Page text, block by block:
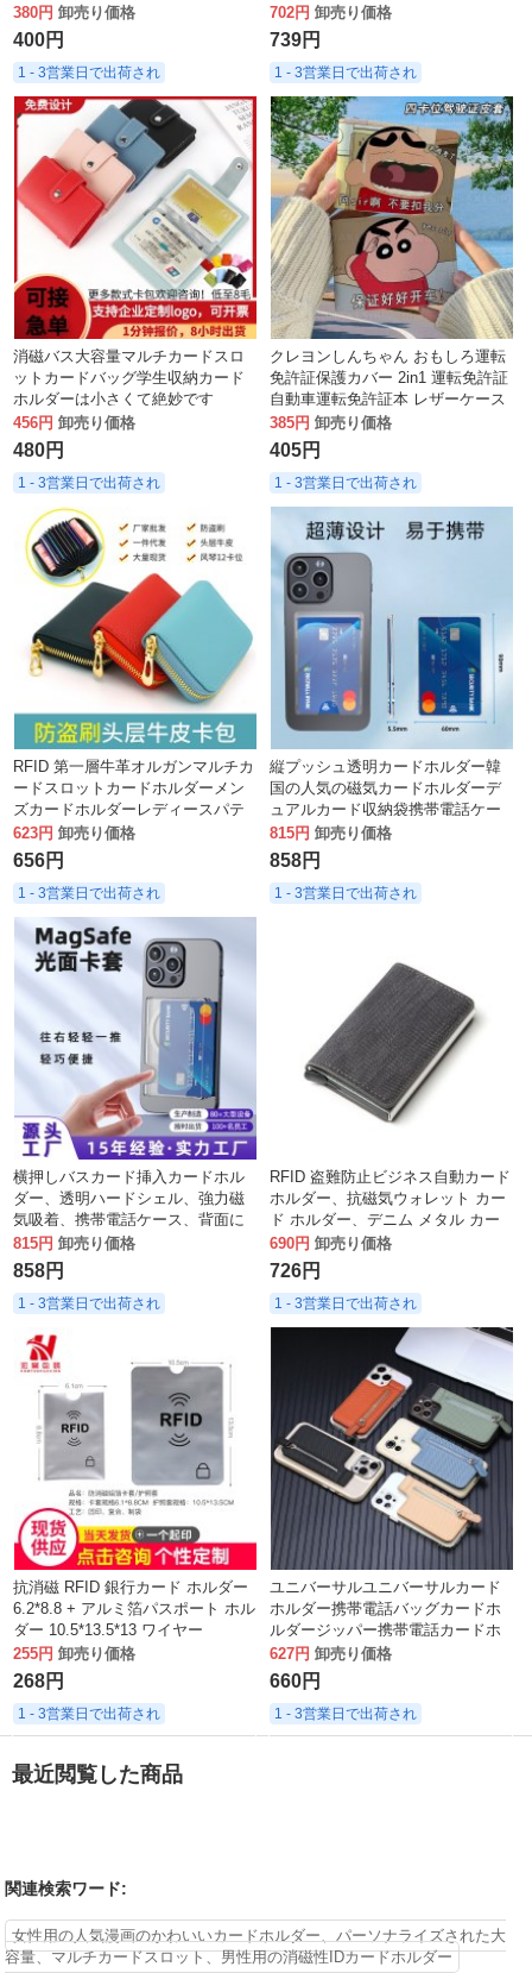
ホルダー マルチカード スロット
ID ホルダー
380円 卸売り価格
400円
1 - 3営業日で出荷され
グ外国貿易純正カードホルダー
702円 卸売り価格
739円
1 - 3営業日で出荷され
消磁バス大容量マルチカードスロ
ットカードバッグ学生収納カード
ホルダーは小さくて絶妙です
456円 卸売り価格
480円
1 - 3営業日で出荷され
クレヨンしんちゃん おもしろ運転
免許証保護カバー 2in1 運転免許証
自動車運転免許証本 レザーケース
高見え 女性
385円 卸売り価格
405円
1 - 3営業日で出荷され
RFID 第一層牛革オルガンマルチカ
ードスロットカードホルダーメン
ズカードホルダーレディースパテ
ントレザージッパー本革財布盗難
防止ブラシ
623円 卸売り価格
656円
1 - 3営業日で出荷され
縦プッシュ透明カードホルダー韓
国の人気の磁気カードホルダーデ
ュアルカード収納袋携帯電話ケー
スバックステッカーカードボック
スアクリルpc
815円 卸売り価格
858円
1 - 3営業日で出荷され
横押しバスカード挿入カードホル
ダー、透明ハードシェル、強力磁
気吸着、携帯電話ケース、背面に
PCカードホルダー
815円 卸売り価格
858円
1 - 3営業日で出荷され
RFID 盗難防止ビジネス自動カード
ホルダー、抗磁気ウォレット カー
ド ホルダー、デニム メタル カー
ド ホルダー
690円 卸売り価格
726円
1 - 3営業日で出荷され
抗消磁 RFID 銀行カード ホルダー
6.2*8.8 + アルミ箔パスポート ホル
ダー 10.5*13.5*13 ワイヤー
255円 卸売り価格
268円
1 - 3営業日で出荷され
ユニバーサルユニバーサルカード
ホルダー携帯電話バッグカードホ
ルダージッパー携帯電話カードホ
ルダーバックステッカー 3 メート
ル接着剤多機能カードホルダー卸
627円 卸売り価格
660円
1 - 3営業日で出荷され
最近閲覧した商品
関連検索ワード:
女性用の人気漫画のかわいいカードホルダー、パーソナライズされた大
容量、マルチカードスロット、男性用の消磁性IDカードホルダー